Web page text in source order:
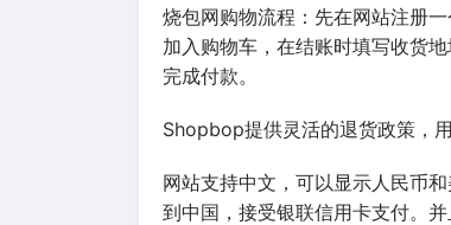
烧包网购物流程：先在网站注册
加入购物车，在结账时填写收货地
完成付款。
Shopbop提供灵活的退货政策，
网站支持中文，可以显示人民币
到中国，接受银联信用卡支付。